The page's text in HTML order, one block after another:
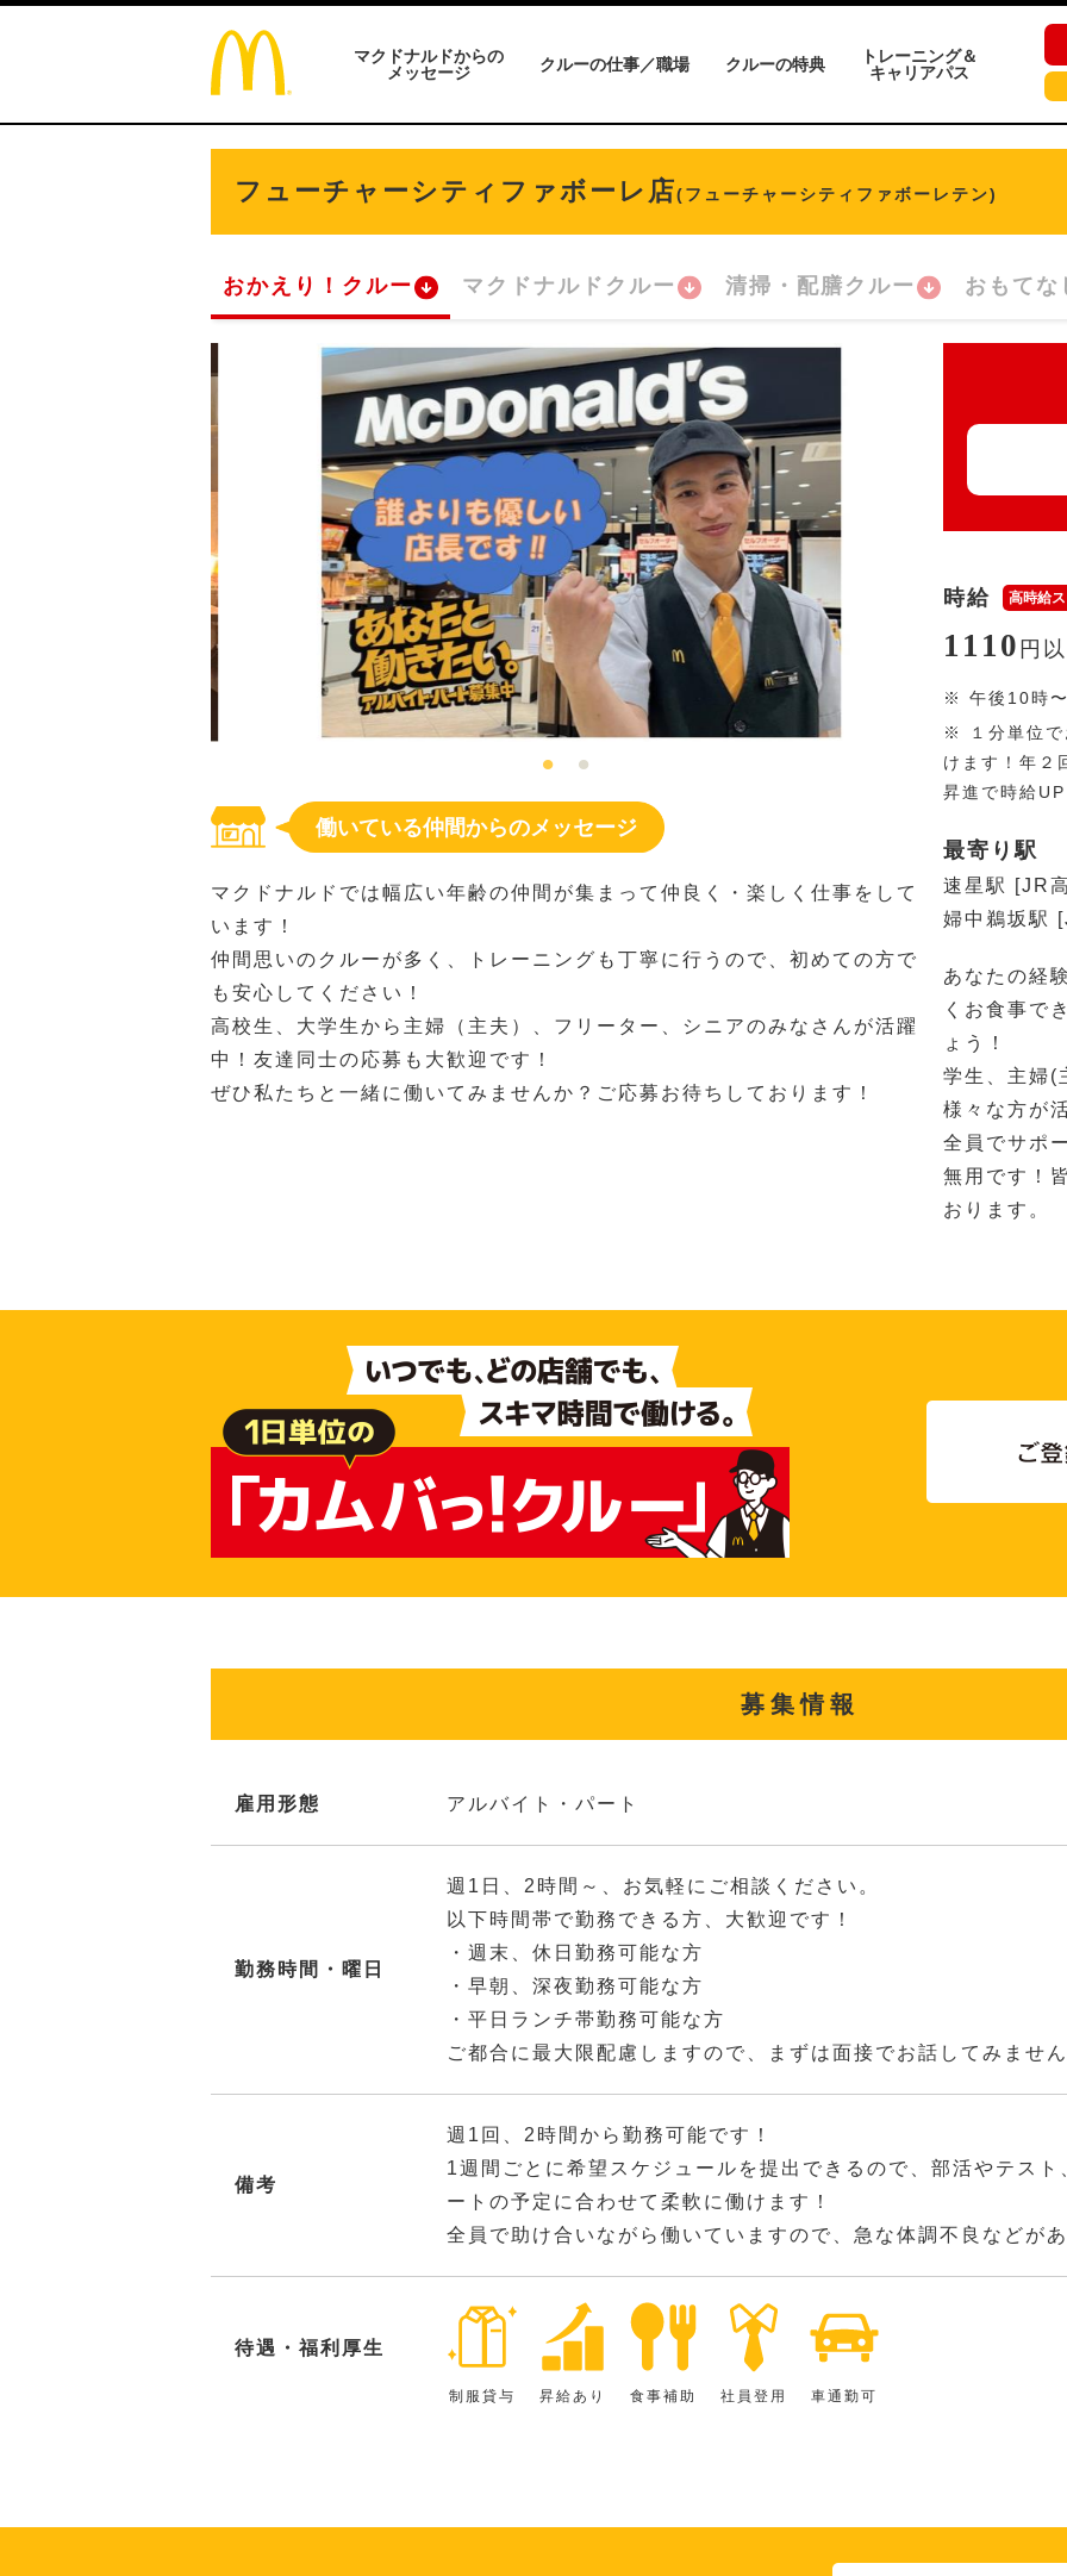
マクドナルドからの
メッセージ
クルーの仕事／職場 クルーの特典
トレーニング＆
キャリアパス
フューチャーシティファボーレ店(フューチャーシティファボーレテン)
おかえり！クルー マクドナルドクルー 清掃・配膳クルー おもてな
働いている仲間からのメッセージ
マクドナルドでは幅広い年齢の仲間が集まって仲良く・楽しく仕事をして
います！
仲間思いのクルーが多く、トレーニングも丁寧に行うので、初めての方で
も安心してください！
高校生、大学生から主婦（主夫）、フリーター、シニアのみなさんが活躍
中！友達同士の応募も大歓迎です！
ぜひ私たちと一緒に働いてみませんか？ご応募お待ちしております！
高時給
時給
1110 円
※ 午後10時
※
１分単位
けます！年２
昇進で時給
最寄り駅
速星駅 [JR
婦中鵜坂駅
あなたの経
くお食事で
ょう！
学生、主婦(
様々な方が
全員でサポ
無用です！
おります。
募集情報
雇用形態 アルバイト・パート
勤務時間・曜日
週1日、2時間～、お気軽にご相談ください。
以下時間帯で勤務できる方、大歓迎です！
・週末、休日勤務可能な方
・早朝、深夜勤務可能な方
・平日ランチ帯勤務可能な方
ご都合に最大限配慮しますので、まずは面接でお話してみませ
備考
週1回、2時間から勤務可能です！
1週間ごとに希望スケジュールを提出できるので、部活やテス
ートの予定に合わせて柔軟に働けます！
全員で助け合いながら働いていますので、急な体調不良などが
待遇・福利厚生
制服貸与 昇給あり 食事補助 社員登用 車通勤可